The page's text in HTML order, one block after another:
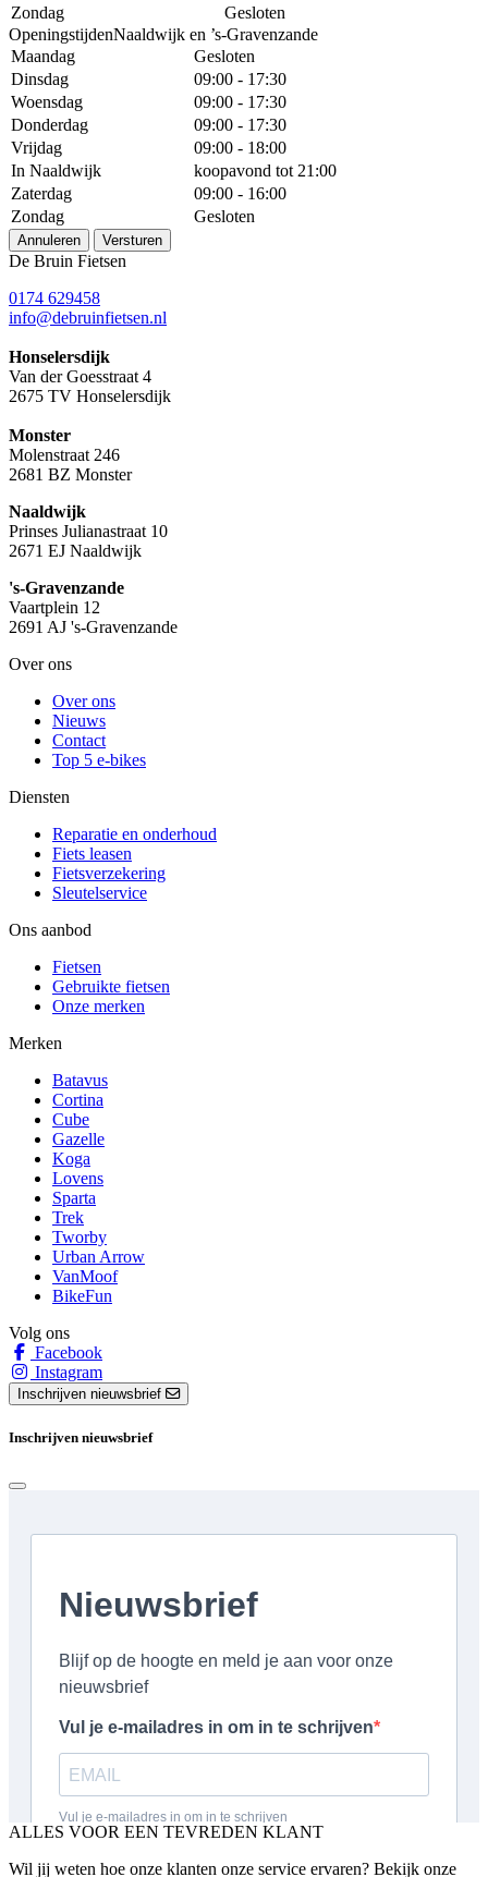
Zondag
Gesloten
OpeningstijdenNaaldwijk en ’s-Gravenzande
Maandag
Gesloten
Dinsdag
09:00 - 17:30
Woensdag
09:00 - 17:30
Donderdag
09:00 - 17:30
Vrijdag
09:00 - 18:00
In Naaldwijk
koopavond tot 21:00
Zaterdag
09:00 - 16:00
Zondag
Gesloten
Annuleren Versturen
De Bruin Fietsen
0174 629458
info@debruinfietsen.nl
Honselersdijk
Van der Goesstraat 4
2675 TV Honselersdijk
Monster
Molenstraat 246
2681 BZ Monster
Naaldwijk
Prinses Julianastraat 10
2671 EJ Naaldwijk
's-Gravenzande
Vaartplein 12
2691 AJ 's-Gravenzande
Over ons
Over ons
Nieuws
Contact
Top 5 e-bikes
Diensten
Reparatie en onderhoud
Fiets leasen
Fietsverzekering
Sleutelservice
Ons aanbod
Fietsen
Gebruikte fietsen
Onze merken
Merken
Batavus
Cortina
Cube
Gazelle
Koga
Lovens
Sparta
Trek
Tworby
Urban Arrow
VanMoof
BikeFun
Volg ons
Facebook
Instagram
Inschrijven nieuwsbrief
Inschrijven nieuwsbrief
ALLES VOOR EEN TEVREDEN KLANT
Wil jij weten hoe onze klanten onze service ervaren? Bekijk onze